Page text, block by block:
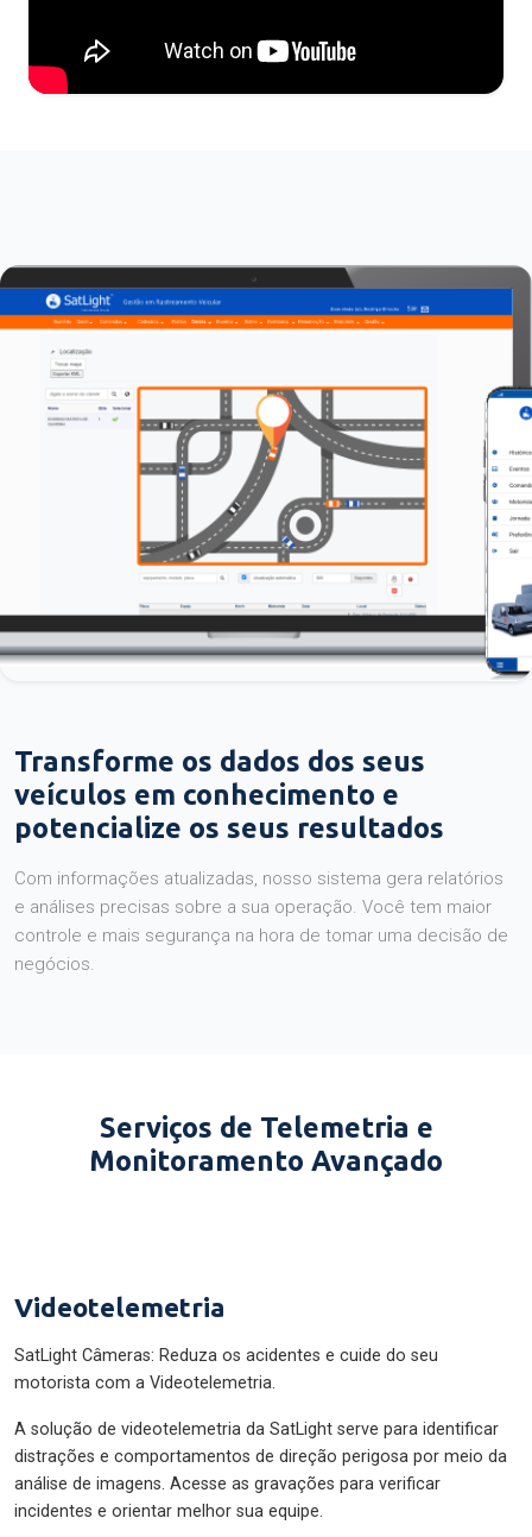
Transforme os dados dos seus
veículos em conhecimento e
potencialize os seus resultados
Com informações atualizadas, nosso sistema gera relatórios
e análises precisas sobre a sua operação. Você tem maior
controle e mais segurança na hora de tomar uma decisão de
negócios.
Serviços de Telemetria e
Monitoramento Avançado
Videotelemetria
SatLight Câmeras: Reduza os acidentes e cuide do seu
motorista com a Videotelemetria.
A solução de videotelemetria da SatLight serve para identificar
distrações e comportamentos de direção perigosa por meio da
análise de imagens. Acesse as gravações para verificar
incidentes e orientar melhor sua equipe.